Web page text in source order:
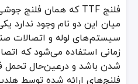
میان این دو نام وجود ندارد
سیستم‌های لوله و اتصالات
زمانی استفاده می‌شود که
شدن باشد و درعین‌حال تحمل
فلنج‌های ارائه شده توسط